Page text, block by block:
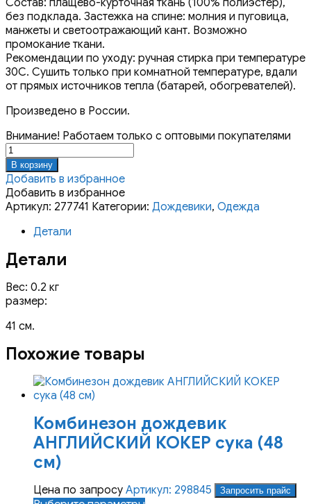
без подклада. Застежка на спине: молния и пуговица,
манжеты и светоотражающий кант. Возможно
промокание ткани.
Рекомендации по уходу: ручная стирка при температуре
30С. Сушить только при комнатной температуре, вдали
от прямых источников тепла (батарей, обогревателей).
Произведено в России.
Внимание! Работаем только с оптовыми покупателями
Количество
товара
Комбинезон
дождевик
ПУДЕЛЬ
кобель
см)
В корзину
Добавить в избранное
Добавить в избранное
Артикул: 277741 Категории: Дождевики, Одежда
Детали
Детали
Вес: 0.2 кг
размер:
41 см.
Похожие товары
Комбинезон дождевик
АНГЛИЙСКИЙ КОКЕР сука (48
см)
Цена по запросу Артикул: 298845 Запросить прайс